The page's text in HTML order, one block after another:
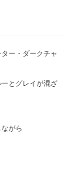
ー・ダークチャ
とグレイが混ざ
がら